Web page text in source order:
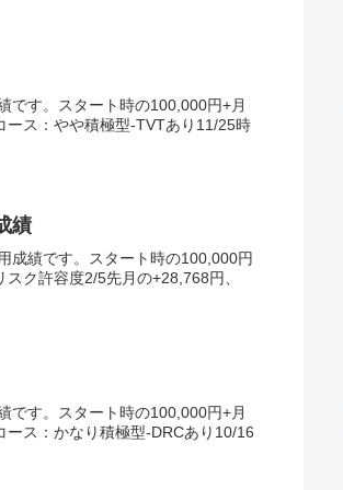
です。スタート時の100,000円+月
ス：やや積極型-TVTあり11/25時
績
成績です。スタート時の100,000円
ク許容度2/5先月の+28,768円、
です。スタート時の100,000円+月
ス：かなり積極型-DRCあり10/16